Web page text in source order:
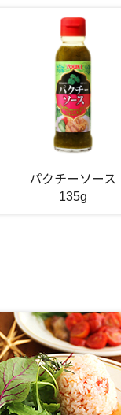
パクチーソース
135g